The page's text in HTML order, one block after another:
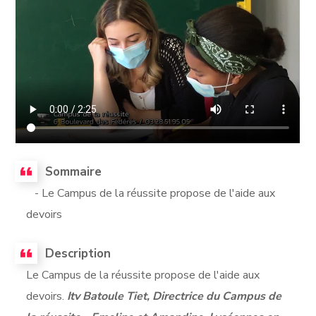
Sommaire
- Le Campus de la réussite propose de l'aide aux
devoirs
Description
Le Campus de la réussite propose de l'aide aux
devoirs. Itv Batoule Tiet, Directrice du Campus de